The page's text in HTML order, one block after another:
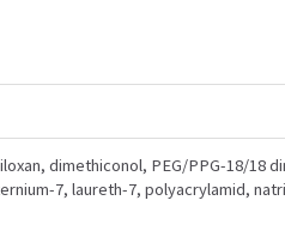
dimethiconol, PEG/PPG-18/
7, laureth-7, polyacrylamid,